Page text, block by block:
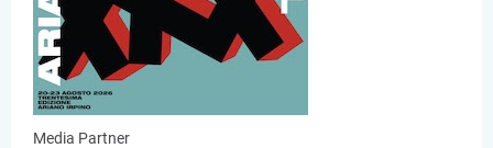
Media Partner